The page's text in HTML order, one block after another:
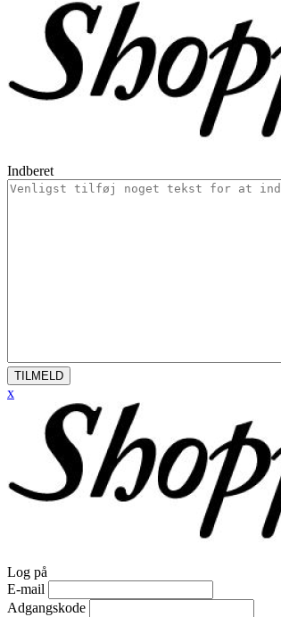
Indberet
TILMELD
x
Log på
E-mail
Adgangskode